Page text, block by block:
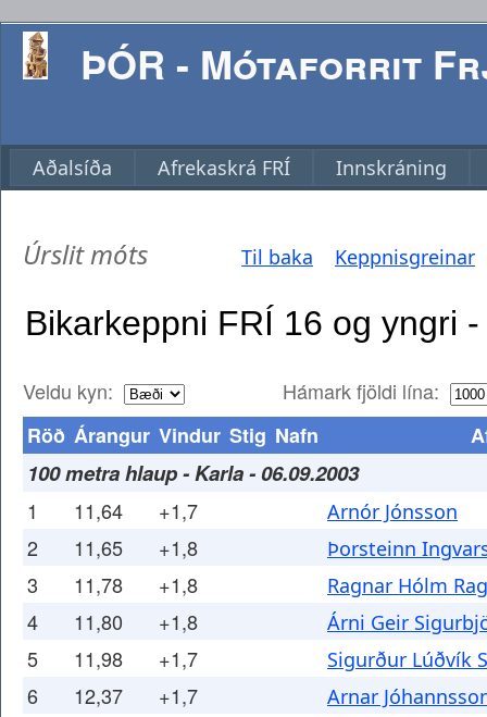
ÞÓR - Mótaforrit
Aðalsíða Afrekaskrá FRÍ Innskráning
Úrslit móts Til baka Keppnisgreinar
Veldu kyn:
Hámark fjöldi lína:
Röð Árangur Vindur Stig Nafn
100 metra hlaup - Karla - 06.09.2003
1 11,64 +1,7 Arnór Jónsson
2 11,65 +1,8 Þorsteinn
3 11,78 +1,8 Ragnar Hólm
4 11,80 +1,8 Árni Geir
5 11,98 +1,7 Sigurður Lúðvík
6 12,37 +1,7 Arnar